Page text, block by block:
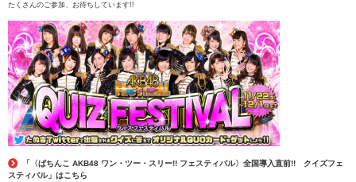
たくさんのご参加、お待ちしています!!
「〈ぱちんこ AKB48 ワン・ツー・スリー!! フェスティバル〉全国導入直前!! クイズフェ
スティバル」はこちら